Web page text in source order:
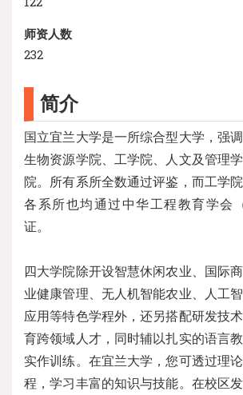
师资人数
232
简介
国立宜兰大学是一所综合型大学，强
生物资源学院、工学院、人文及管理
院。所有系所全数通过评鉴，而工学
各系所也均通过中华工程教育学会
证。
四大学院除开设智慧休闲农业、国际
业健康管理、无人机智能农业、人工
应用等特色学程外，还另搭配研发技
育跨领域人才，同时辅以扎实的语言
实作训练。在宜兰大学，您可透过理
程，学习丰富的知识与技能。在校区